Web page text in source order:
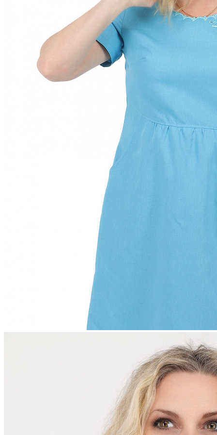
Салфетки из льна
Декоративные салфетки | народный стиль
Салфетки из льна в наборах
Постельное белье из льна и хлопка
Постельное белье из льна с вышивкой
Постельное белье из хлопка с вышивкой
Сувениры
Мешочки лен хлопок
Думочки
Куклы, мягкие игрушки из льна
Платочки в карман пиджака
Прихватки для кухни
Прихватка варежка
Фартуки женские
Чайницы-грелки
Фартуки мужские для кухни
Рушники свадебные | для каравая | венчания |
Новый год | Новогодний декор
Детские наборы для творчества
8 марта | тематический раздел